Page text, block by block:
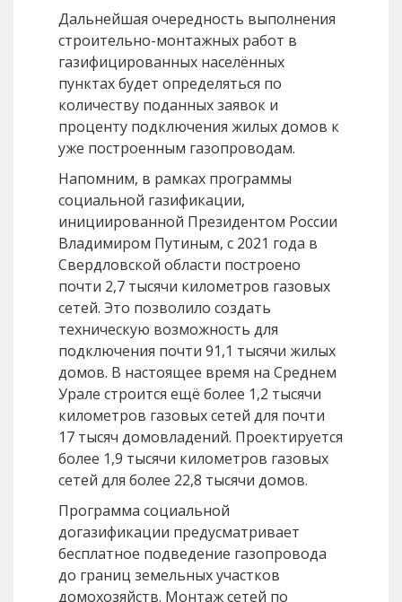
Дальнейшая очередность выполнения
строительно-монтажных работ в
газифицированных населённых
пунктах будет определяться по
количеству поданных заявок и
проценту подключения жилых домов к
уже построенным газопроводам.
Напомним, в рамках программы
социальной газификации,
инициированной Президентом России
Владимиром Путиным, с 2021 года в
Свердловской области построено
почти 2,7 тысячи километров газовых
сетей. Это позволило создать
техническую возможность для
подключения почти 91,1 тысячи жилых
домов. В настоящее время на Среднем
Урале строится ещё более 1,2 тысячи
километров газовых сетей для почти
17 тысяч домовладений. Проектируется
более 1,9 тысячи километров газовых
сетей для более 22,8 тысячи домов.
Программа социальной
догазификации предусматривает
бесплатное подведение газопровода
до границ земельных участков
домохозяйств. Монтаж сетей по